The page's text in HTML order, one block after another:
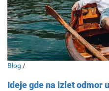
Blog /
Ideje gde na izlet odmor